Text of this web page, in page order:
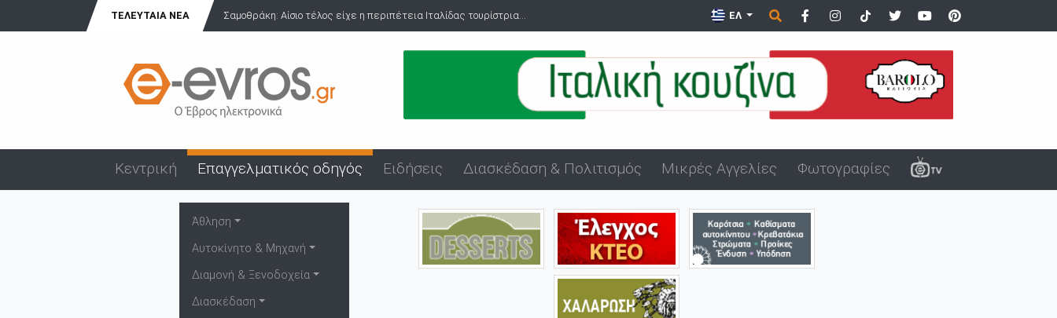
ΤΕΛΕΥΤΑΊΑ ΝΈΑ Σαμοθράκη: Αίσιο τέλος είχε η περιπέτεια Ιταλίδας τουρίστρια... ΕΛ
Κεντρική Επαγγελματικός οδηγός Ειδήσεις Διασκέδαση & Πολιτισμός Μικρές Αγγελίες Φωτογραφίες
Άθληση
Αυτοκίνητο & Μηχανή
Διαμονή & Ξενοδοχεία
Διασκέδαση